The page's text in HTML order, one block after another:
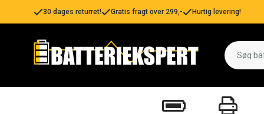
30 dages returret! Gratis fragt over 299,- Hurtig levering!